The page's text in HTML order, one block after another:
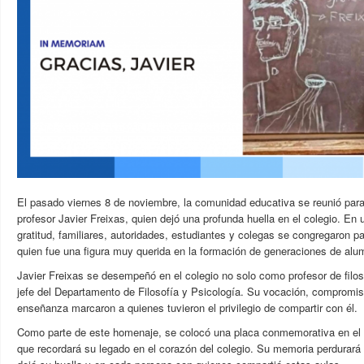
El pasado viernes 8 de noviembre, la comunidad educativa se reunió
profesor Javier Freixas, quien dejó una profunda huella en el colegio. En
gratitud, familiares, autoridades, estudiantes y colegas se congregaron
quien fue una figura muy querida en la formación de generaciones de
Javier Freixas se desempeñó en el colegio no solo como profesor de
jefe del Departamento de Filosofía y Psicología. Su vocación,
enseñanza marcaron a quienes tuvieron el privilegio de compartir con él.
Como parte de este homenaje, se colocó una placa conmemorativa en
que recordará su legado en el corazón del colegio. Su memoria